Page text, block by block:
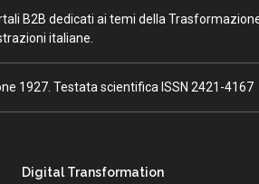
B2B dedicati ai temi della
italiane.
1927. Testata scientifica ISSN 2421-4167
Digital Transformation